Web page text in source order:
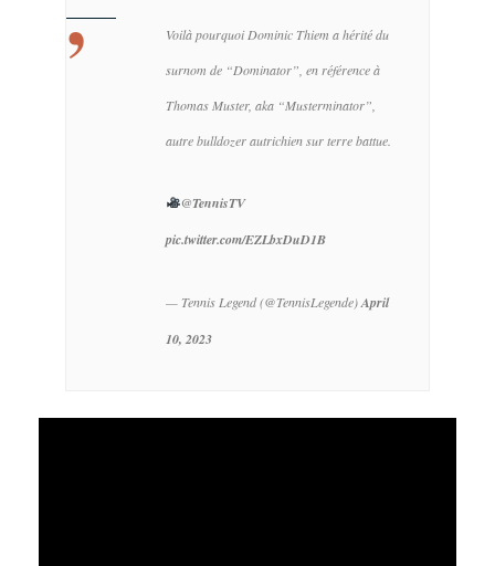
Voilà pourquoi Dominic Thiem a hérité du
surnom de “Dominator”, en référence à
Thomas Muster, aka “Musterminator”,
autre bulldozer autrichien sur terre battue.
@TennisTV
pic.twitter.com/EZLbxDuD1B
— Tennis Legend (@TennisLegende)April
10, 2023